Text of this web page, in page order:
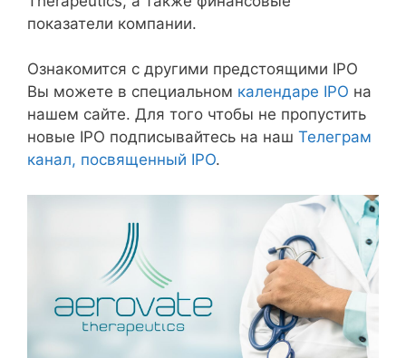
показатели компании.
Ознакомится с другими предстоящими IPO
Вы можете в специальном календаре IPO на
нашем сайте. Для того чтобы не пропустить
новые IPO подписывайтесь на наш Телеграм
канал, посвященный IPO.